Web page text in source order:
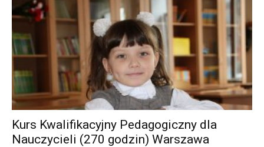
Kurs Kwalifikacyjny Pedagogiczny dla
Nauczycieli (270 godzin) Warszawa